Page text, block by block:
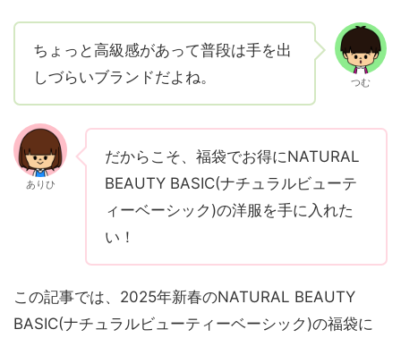
ちょっと高級感があって普段は手を出
しづらいブランドだよね。
つむ
ありひ
だからこそ、福袋でお得にNATURAL
BEAUTY BASIC(ナチュラルビューテ
ィーベーシック)の洋服を手に入れた
い！
この記事では、2025年新春のNATURAL BEAUTY
BASIC(ナチュラルビューティーベーシック)の福袋に